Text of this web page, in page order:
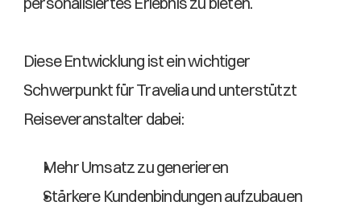
Diese Entwicklung ist ein wichtiger
Schwerpunkt für Travelia und unterstützt
Reiseveranstalter dabei:
Mehr Umsatz zu generieren
Stärkere Kundenbindungen aufzubauen